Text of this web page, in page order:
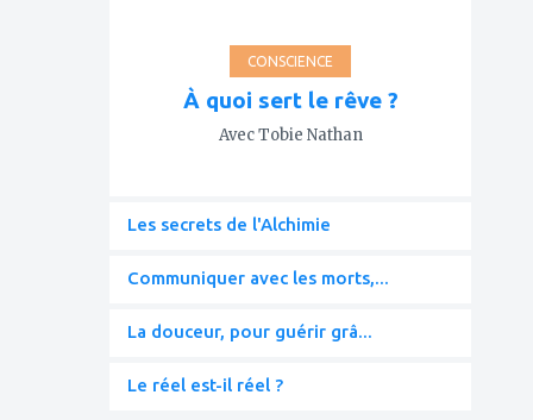
CONSCIENCE
À quoi sert le rêve ?
Avec Tobie Nathan
Les secrets de l'Alchimie
Communiquer avec les morts,...
La douceur, pour guérir grâ...
Le réel est-il réel ?